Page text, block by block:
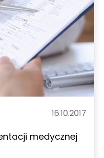
16.10.2017
medycznej